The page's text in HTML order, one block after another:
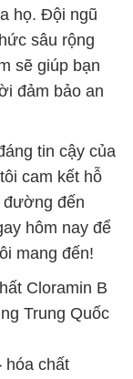
họ. Đội ngũ
sâu rộng
sẽ giúp bạn
đảm bảo an
tin cậy của
cam kết hỗ
đường đến
hôm nay để
mang đến!
Cloramin B
Trung Quốc
hóa chất